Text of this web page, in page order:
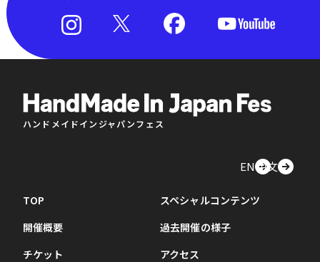
ハンドメイドインジャパンフェス
EN中文
TOP
開催概要
チケット
スペシャルコンテンツ
過去開催の様子
アクセス